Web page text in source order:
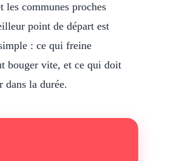
les communes proches
point de départ est
: ce qui freine
bouger vite, et ce qui doit
dans la durée.